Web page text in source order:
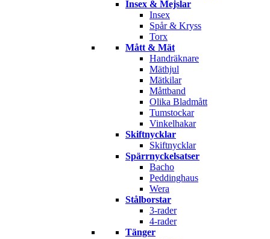
Insex & Mejslar
Insex
Spår & Kryss
Torx
Mått & Mät
Handräknare
Mäthjul
Mätkilar
Måttband
Olika Bladmått
Tumstockar
Vinkelhakar
Skiftnycklar
Skiftnycklar
Spärrnyckelsatser
Bacho
Peddinghaus
Wera
Stålborstar
3-rader
4-rader
Tänger